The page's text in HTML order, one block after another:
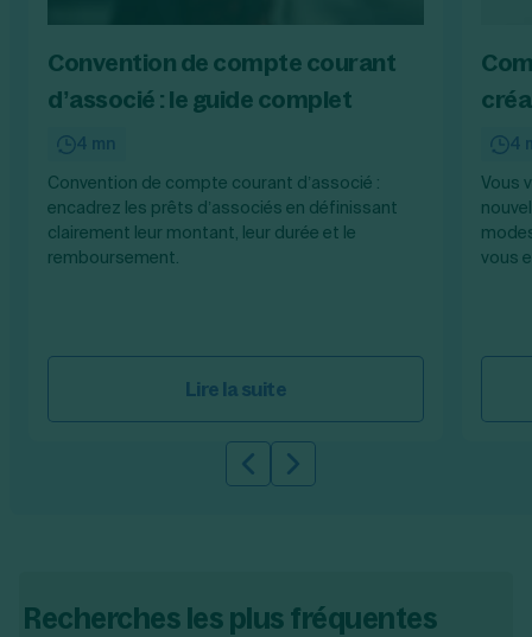
Convention de compte courant
d’associé : le guide complet
4 mn
Convention de compte courant d’associé :
encadrez les prêts d’associés en définissant
clairement leur montant, leur durée et le
remboursement.
Lire la suite
4
Vous
vous
Slide précédente
Slide suivante
Recherches les plus fréquentes